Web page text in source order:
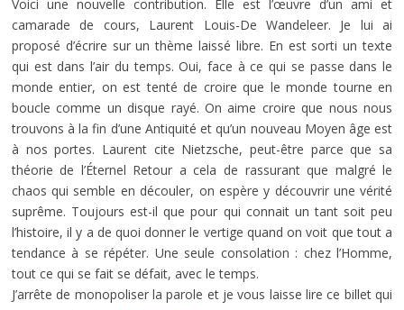
Voici une nouvelle contribution. Elle est l’œuvre d’un ami et
camarade de cours, Laurent Louis-De Wandeleer. Je lui ai
proposé d’écrire sur un thème laissé libre. En est sorti un texte
qui est dans l’air du temps. Oui, face à ce qui se passe dans le
monde entier, on est tenté de croire que le monde tourne en
boucle comme un disque rayé. On aime croire que nous nous
trouvons à la fin d’une Antiquité et qu’un nouveau Moyen âge est
à nos portes. Laurent cite Nietzsche, peut-être parce que sa
théorie de l’Éternel Retour a cela de rassurant que malgré le
chaos qui semble en découler, on espère y découvrir une vérité
suprême. Toujours est-il que pour qui connait un tant soit peu
l’histoire, il y a de quoi donner le vertige quand on voit que tout a
tendance à se répéter. Une seule consolation : chez l’Homme,
tout ce qui se fait se défait, avec le temps.
J’arrête de monopoliser la parole et je vous laisse lire ce billet qui